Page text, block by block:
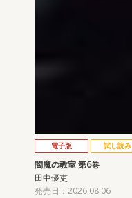
電子版 試し読み
閻魔の教室 第6巻
田中優吏
発売日：2026.08.06